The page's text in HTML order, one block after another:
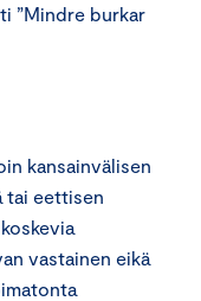
”Mindre burkar
kansainvälisen
tai eettisen
vastainen eikä